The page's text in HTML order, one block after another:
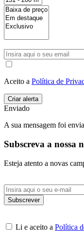
Aceito a Política de
Enviado
A sua mensagem foi
Subscreva a nossa
Esteja atento a novas
Li e aceito a Política